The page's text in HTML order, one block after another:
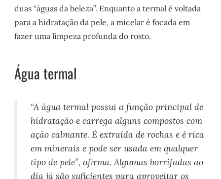
duas “águas da beleza”. Enquanto a termal é voltada
para a hidratação da pele, amicelar é focada em
fazer uma limpeza profunda do rosto.
Água termal
“A água termal possui a função principal de
hidratação e carrega alguns compostos com
ação calmante. É extraída de rochas e é rica
em minerais e pode ser usada em qualquer
tipo de pele”, afirma. Algumas borrifadas ao
dia já são suficientes para aproveitar os